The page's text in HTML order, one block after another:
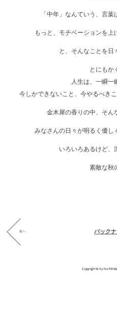
「中年」なんていう、言葉
もっと、モチベーションを上
と、そんなことを日
とにもか
人生は、一瞬一
今しかできないこと、今やるべき
金木犀の香りの中、そん
みなさんの日々が明るく優し
いろいろあるけど、
素敵な秋
前へ バック